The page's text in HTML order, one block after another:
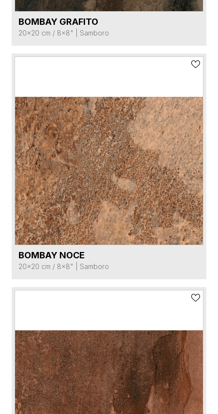
VER FICHA DEL PRODUCTO
BOMBAY GRAFITO
20x20 cm / 8x8" Samboro
VER FICHA DEL PRODUCTO
BOMBAY NOCE
20x20 cm / 8x8" Samboro